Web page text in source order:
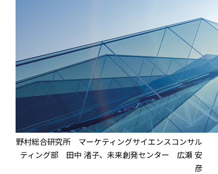
野村総合研究所 マーケティングサイエンスコンサル
ティング部 田中 渚子、未来創発センター 広瀬 安
彦